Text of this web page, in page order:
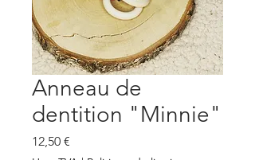
Anneau de
dentition "Minnie"
12,50 €